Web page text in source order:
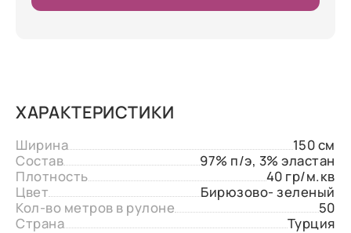
ХАРАКТЕРИСТИКИ
Ширина
150 см
Состав
97% п/э, 3% эластан
Плотность
40 гр/м.кв
Цвет
Бирюзово- зеленый
Кол-во метров в рулоне
50
Страна
Турция